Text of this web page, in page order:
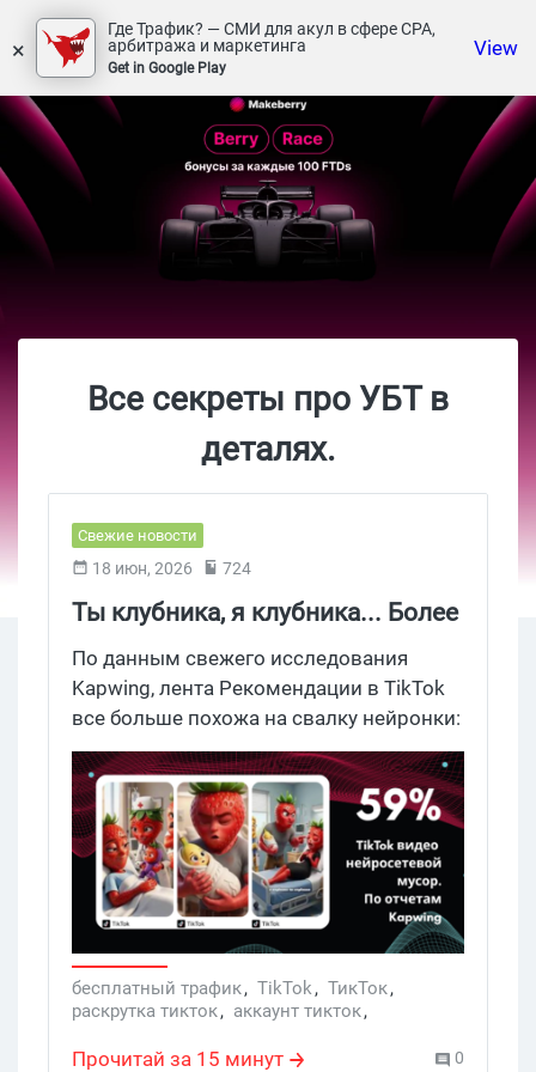
×
Где Трафик? — СМИ для акул в сфере СРА,
арбитража и маркетинга
Get in Google Play
View
Все секреты про УБТ в
деталях.
Свежие новости
18 июн, 2026 724
Ты клубника, я клубника... Более
59% видео в TikTok сегодня - это
AI слоп, треш контент созданный
неросетками. Разбираем
исследование Kapwing
По данным свежего исследования
Kapwing, лента Рекомендации в TikTok
все больше похожа на свалку нейронки:
каждое второе видео, показанное на
чистом тестовом аккаунте, оказалось
машинным мусором. Команда
проанализировала 10 742 видеоролика
в TikTok по 20 категориям и количество
генеренного треша просто пугает. Будет
ли ТикТок сохранять позиции
качественного УБТ трафика или резко
потеряет интерес аудитории, давай
разберемся.
бесплатный трафик, TikTok, ТикТок,
раскрутка тикток, аккаунт тикток,
условно бесплатный трафик
,
Прочитай за 15 минут 0